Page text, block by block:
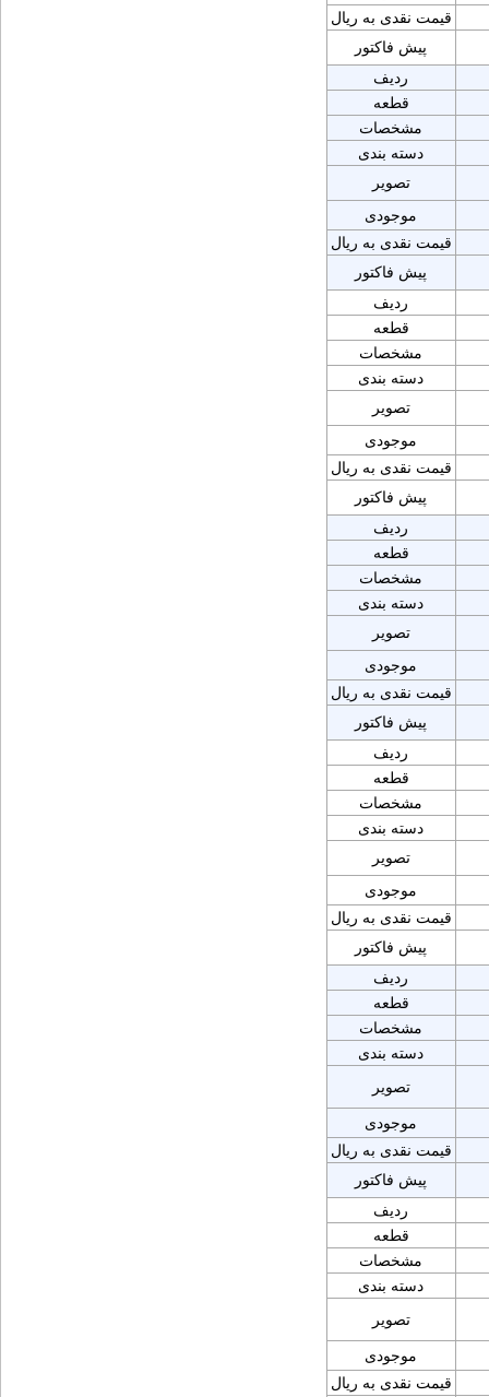
قیمت نقدی به ریال
پیش فاکتور
ردیف
قطعه
مشخصات
دسته بندی
تصویر
موجودی
قیمت نقدی به ریال
پیش فاکتور
ردیف
قطعه
مشخصات
دسته بندی
تصویر
موجودی
قیمت نقدی به ریال
پیش فاکتور
ردیف
قطعه
مشخصات
دسته بندی
تصویر
موجودی
قیمت نقدی به ریال
پیش فاکتور
ردیف
قطعه
مشخصات
دسته بندی
تصویر
موجودی
قیمت نقدی به ریال
پیش فاکتور
ردیف
قطعه
مشخصات
دسته بندی
تصویر
موجودی
قیمت نقدی به ریال
پیش فاکتور
ردیف
قطعه
مشخصات
دسته بندی
تصویر
موجودی
قیمت نقدی به ریال